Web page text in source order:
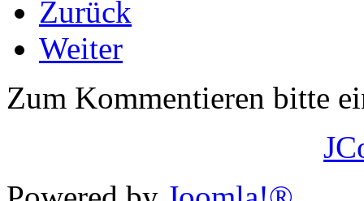
Zurück
Weiter
Zum Kommentieren bitte